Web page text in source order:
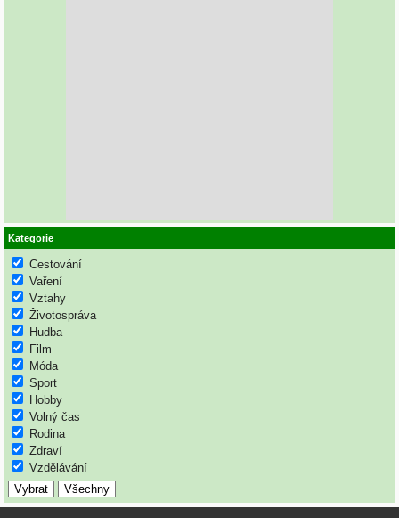
Kategorie
Cestování
Vaření
Vztahy
Životospráva
Hudba
Film
Móda
Sport
Hobby
Volný čas
Rodina
Zdraví
Vzdělávání